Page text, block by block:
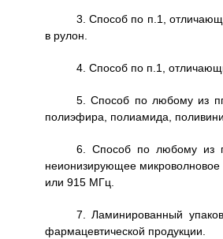
3. Способ по п.1,
в рулон.
4. Способ по п.1,
5. Способ по любому из
полиэфира, полиамида,
6. Способ по любому из
неионизирующее микроволновое
или 915 МГц.
7. Ламинированный
фармацевтической продукции.